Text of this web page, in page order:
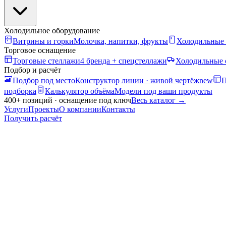
Холодильное оборудование
Витрины и горкиМолочка, напитки, фрукты
Торговое оснащение
Торговые стеллажи4 бренда + спецстеллажи Холодильные
Подбор и расчёт
Подбор под местоКонструктор линии · живой чертёжnew
подборка
Калькулятор объёмаМодели под ваши продукты
400+ позиций · оснащение под ключВесь каталог →
УслугиПроектыО компанииКонтакты
Получить расчёт